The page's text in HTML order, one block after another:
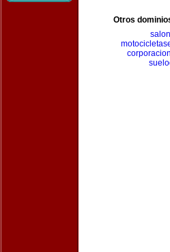
Otros